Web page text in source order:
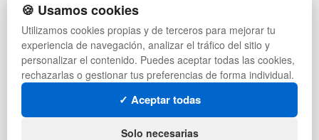
POLÍTICA DE PRIVACIDAD
CONDICIONES DE USO
CAMBIOS Y DEVOLUCIONES
CONTACTO
QUIENES SOMOS
MAPA WEB
PREGUNTAS FRECUENTES
PALETS DE PLÁSTICO
MANUTENCIÓN
GESTIÓN DE RESIDUOS
PALETS
CONTENEDORES DE PLÁSTICO
LIQUIDACIÓN Y SOBRANTES
🍪 Usamos cookies
Utilizamos cookies propias y de terceros para mejorar tu
experiencia de navegación, analizar el tráfico del sitio y
personalizar el contenido. Puedes aceptar todas las cookies,
rechazarlas o gestionar tus preferencias de forma individual.
✓ Aceptar todas
Solo necesarias